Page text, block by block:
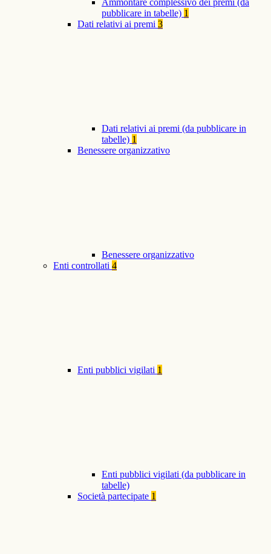
Ammontare complessivo dei premi (da
pubblicare in tabelle) 1
Dati relativi ai premi 3
Dati relativi ai premi (da pubblicare in
tabelle) 1
Benessere organizzativo
Benessere organizzativo
Enti controllati 4
Enti pubblici vigilati 1
Enti pubblici vigilati (da pubblicare in
tabelle)
Società partecipate 1